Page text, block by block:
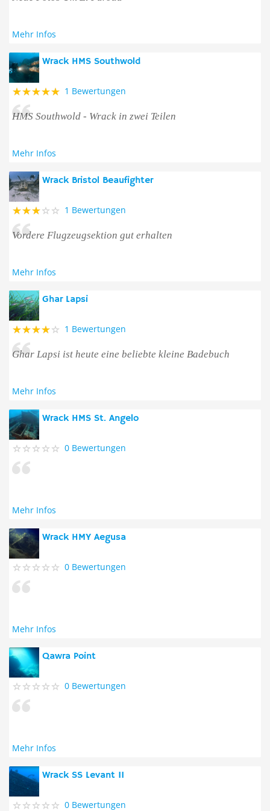
Mehr Infos
Wrack HMS Southwold
1 Bewertungen
HMS Southwold - Wrack in zwei Teilen
Mehr Infos
Wrack Bristol Beaufighter
1 Bewertungen
Vordere Flugzeugsektion gut erhalten
Mehr Infos
Ghar Lapsi
1 Bewertungen
Ghar Lapsi ist heute eine beliebte kleine Badebuch
Mehr Infos
Wrack HMS St. Angelo
0 Bewertungen
Mehr Infos
Wrack HMY Aegusa
0 Bewertungen
Mehr Infos
Qawra Point
0 Bewertungen
Mehr Infos
Wrack SS Levant II
0 Bewertungen